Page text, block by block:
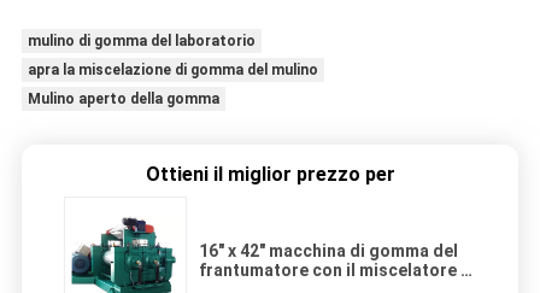
mulino di gomma del laboratorio
apra la miscelazione di gomma del mulino
Mulino aperto della gomma
Ottieni il miglior prezzo per
16" x 42" macchina di gomma del
frantumatore con il miscelatore di